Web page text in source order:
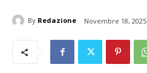
By Redazione Novembre 18, 2025